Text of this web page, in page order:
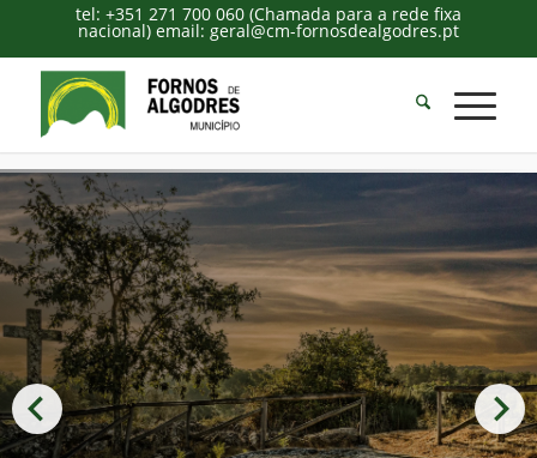
tel: +351 271 700 060 (Chamada para a rede fixa
nacional) email: geral@cm-fornosdealgodres.pt